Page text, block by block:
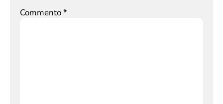
Commento*